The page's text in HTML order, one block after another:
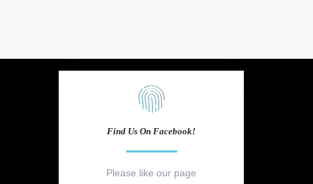
Find Us On Facebook!
Please like our page